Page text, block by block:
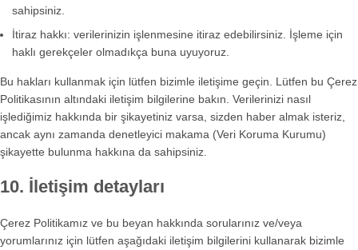
sahipsiniz.
İtiraz hakkı: verilerinizin işlenmesine itiraz edebilirsiniz. İşleme için
haklı gerekçeler olmadıkça buna uyuyoruz.
Bu hakları kullanmak için lütfen bizimle iletişime geçin. Lütfen bu Çerez
Politikasının altındaki iletişim bilgilerine bakın. Verilerinizi nasıl
işlediğimiz hakkında bir şikayetiniz varsa, sizden haber almak isteriz,
ancak aynı zamanda denetleyici makama (Veri Koruma Kurumu)
şikayette bulunma hakkına da sahipsiniz.
10. İletişim detayları
Çerez Politikamız ve bu beyan hakkında sorularınız ve/veya
yorumlarınız için lütfen aşağıdaki iletişim bilgilerini kullanarak bizimle